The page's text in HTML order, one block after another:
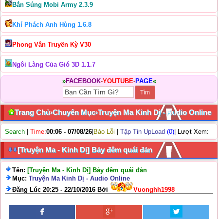
Bắn Súng Mobi Army 2.3.9
Khí Phách Anh Hùng 1.6.8
Phong Vân Truyền Kỳ V30
Ngôi Làng Của Gió 3D 1.1.7
»FACEBOOK-YOUTUBE-PAGE«
Trang Chủ›Chuyên Mục›Truyện Ma Kinh Dị - Audio Online
Search Time:00:06 - 07/08/26 Báo Lỗi Tập Tin UpLoad (0) | Lượt Xem:
[Truyện Ma - Kinh Dị] Bảy đêm quái đản
Tên: [Truyện Ma - Kinh Dị] Bảy đêm quái đản
Mục: Truyện Ma Kinh Dị - Audio Online
Đăng Lúc 20:25 - 22/10/2016 Bởi
Vuonghh1998